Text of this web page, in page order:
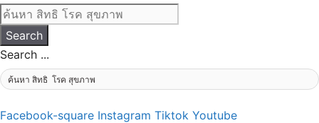
Search
Search ...
Facebook-square Instagram Tiktok Youtube